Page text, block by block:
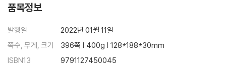
품목정보
발행일
2022년 01월 11일
쪽수, 무게, 크기
396쪽 | 400g | 128*188*30mm
ISBN13
9791127450045